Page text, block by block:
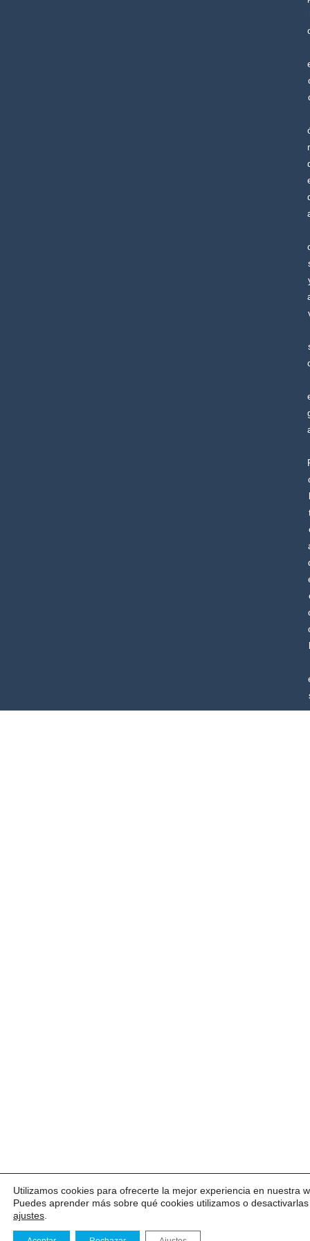
Utilizamos cookies para ofrecerte la mejor experiencia en nuestra
Puedes aprender más sobre qué cookies utilizamos o
ajustes